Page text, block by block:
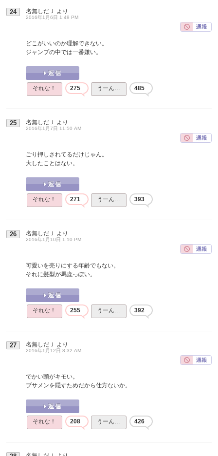
24 名無しだＪ より
2016年1月6日 1:49 PM
どこがいいのか理解できない。
ジャンプの中では一番嫌い。
それな！ 275 うーん… 485
25 名無しだＪ より
2016年1月7日 11:50 AM
ごり押しされてるだけじゃん。
大したことはない。
それな！ 271 うーん… 393
26 名無しだＪ より
2016年1月10日 1:10 PM
可愛いを売りにする年齢でもない。
それに髪型が馬鹿っぽい。
それな！ 255 うーん… 392
27 名無しだＪ より
2016年1月12日 8:32 AM
でかい頭がキモい。
ブサメンを隠すためだから仕方ないか。
それな！ 208 うーん… 426